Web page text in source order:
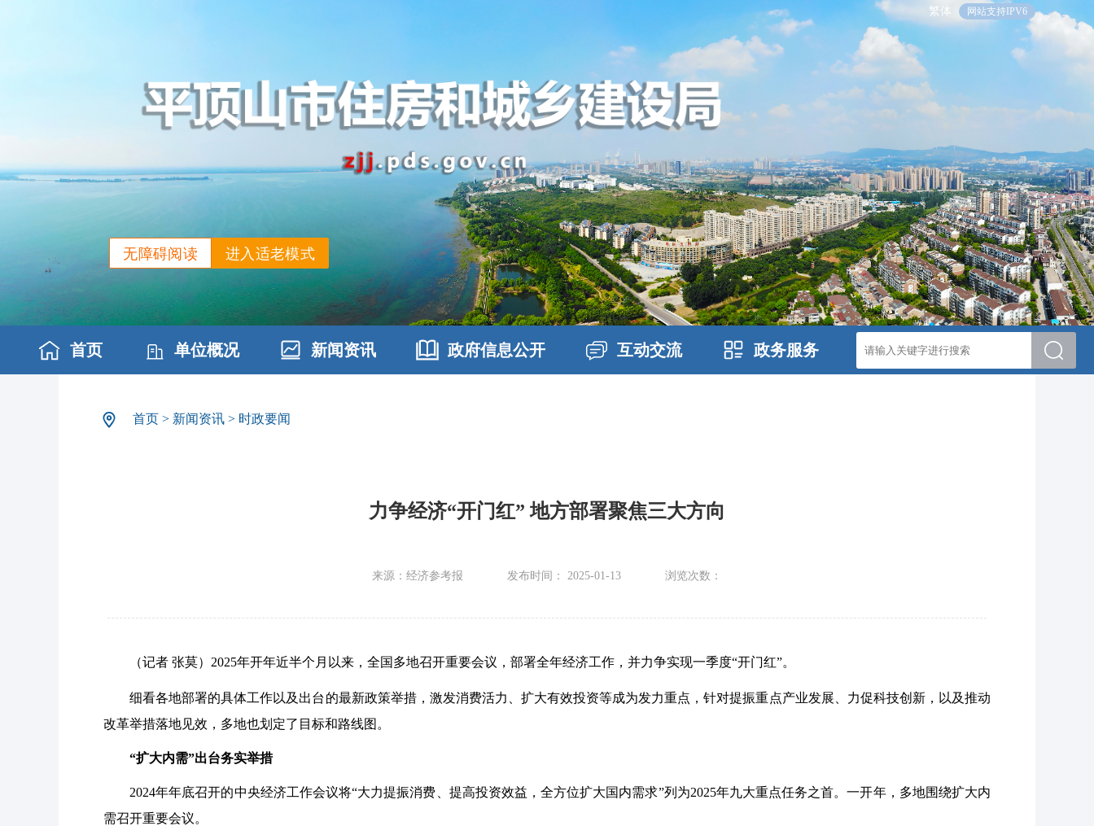
繁体 网站支持IPV6
进入适老模式
无障碍阅读
首页 单位概况 新闻资讯 政府信息公开 互动交流 政务服务
首页 > 新闻资讯 > 时政要闻
力争经济“开门红” 地方部署聚焦三大方向
来源：经济参考报 发布时间： 2025-01-13 浏览次数：
（记者 张莫） 2025年开年近半个月以来，全国多地召开重要会议，部署全年经济工作，并力争实现一季度“开门红”。
细看各地部署的具体工作以及出台的最新政策举措，激发消费活力、扩大有效投资等成为发力重点，针对提振重点产业发展、力促科技创新，以及推动
改革举措落地见效，多地也划定了目标和路线图。
“扩大内需”出台务实举措
2024年年底召开的中央经济工作会议将“大力提振消费、提高投资效益，全方位扩大国内需求”列为2025年九大重点任务之首。一开年，多地围绕扩大内
需召开重要会议。